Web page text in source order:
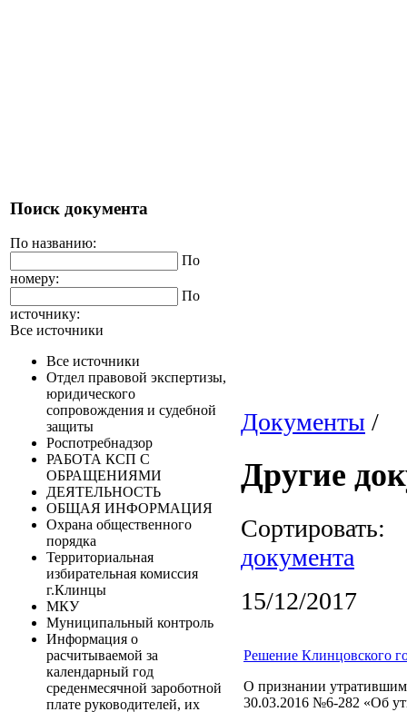
Поиск документа
По названию:
По
номеру:
По
источнику:
Все источники
Все источники
Отдел правовой экспертизы,
юридического
сопровождения и судебной
защиты
Роспотребнадзор
РАБОТА КСП С
ОБРАЩЕНИЯМИ
ДЕЯТЕЛЬНОСТЬ
ОБЩАЯ ИНФОРМАЦИЯ
Охрана общественного
порядка
Территориальная
избирательная комиссия
г.Клинцы
МКУ
Муниципальный контроль
Информация о
расчитываемой за
календарный год
среденмесячной зароботной
плате руководителей, их
Документы /
Другие
документа
15/12/2017
Решение Клинцовского
О признании утратившим
30.03.2016 №6-282 «Об